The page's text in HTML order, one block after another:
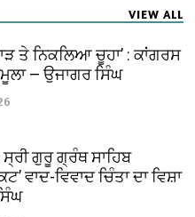
VIEW ALL
ਤੇ ਨਿਕਲਿਆ ਚੂਹਾ’ : ਕਾਂਗਰਸ
— ਉਜਾਗਰ ਸਿੰਘ
ਸ੍ਰੀ ਗੁਰੂ ਗ੍ਰੰਥ ਸਾਹਿਬ
ਵਾਦ-ਵਿਵਾਦ ਚਿੰਤਾ ਦਾ ਵਿਸ਼ਾ